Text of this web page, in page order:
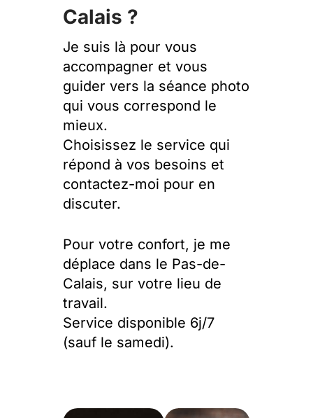
Calais ?
Je suis là pour vous
accompagner et vous
guider vers la séance photo
qui vous correspond le
mieux.
Choisissez le service qui
répond à vos besoins et
contactez-moi pour en
discuter.
Pour votre confort, je me
déplace dans le Pas-de-
Calais, sur votre lieu de
travail.
Service disponible 6j/7
(sauf le samedi).